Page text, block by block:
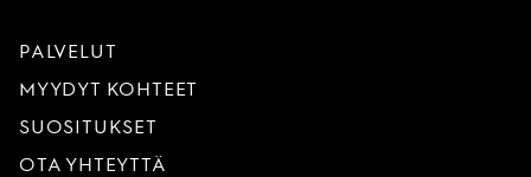
PALVELUT
MYYDYT KOHTEET
SUOSITUKSET
OTA YHTEYTTÄ